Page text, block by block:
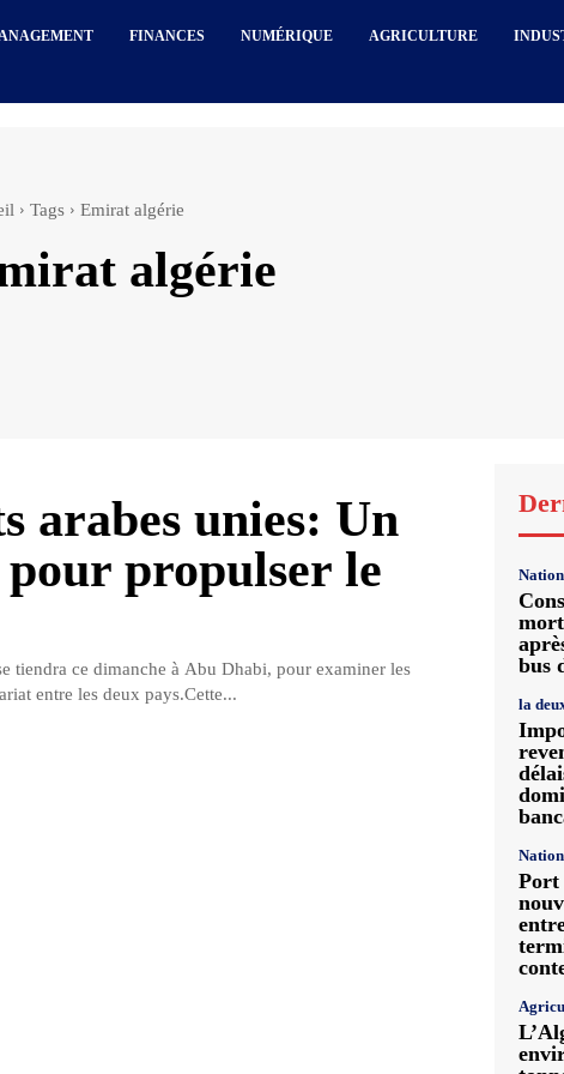
FINANCES NUMÉRIQUE AGRICULTURE
Tags Emirat algérie
algérie
arabes unies: Un
propulser le
tiendra ce dimanche à Abu Dhabi, pour examiner les
entre les deux pays.Cette...
bus
la
Port